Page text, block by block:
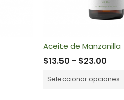
Aceite de Manzanilla
$13.50 - $23.00
Seleccionar opciones